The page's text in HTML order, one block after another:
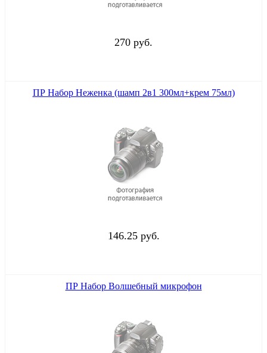
270 руб.
ПР Набор Неженка (шамп 2в1 300мл+крем 75мл)
146.25 руб.
ПР Набор Волшебный микрофон